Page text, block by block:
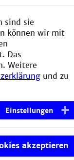
sind sie
können wir mit
Das
Weitere
und zu
Einstellungen
akzeptieren